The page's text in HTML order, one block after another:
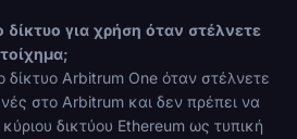
δίκτυο για χρήση όταν στέλνετε
δίκτυο Arbitrum One όταν στέλνετε
στο Arbitrum και δεν πρέπει να
δικτύου Ethereum ως τυπική